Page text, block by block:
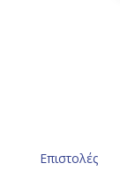
Επιστολές